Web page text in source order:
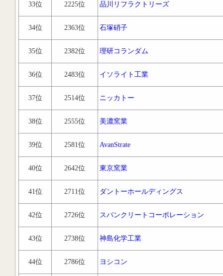
33位 2225位 品川リフラクトリーズ
34位 2363位 石塚硝子
35位 2382位 理研コランダム
36位 2483位 イソライト工業
37位 2514位 ニッカトー
38位 2555位 美濃窯業
39位 2581位 AvanStrate
40位 2642位 東京窯業
41位 2711位 ダントーホールディングス
42位 2726位 スパンクリートコーポレーション
43位 2738位 神島化学工業
44位 2786位 ヨシコン